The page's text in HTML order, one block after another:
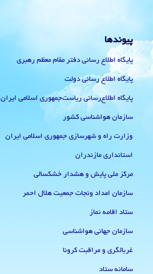
پیوندها
پایگاه اطلاع رسانی دفتر مقام معظم رهبری
پایگاه اطلاع رسانی دولت
پایگاه اطلاع‌رسانی ریاست‌جمهوری اسلامی ایران
سازمان هواشناسی کشور
وزارت راه و شهرسازی جمهوری اسلامی ایران
استانداری مازندران
مرکز ملی پایش و هشدار خشکسالی
سازمان امداد ونجات جمعیت هلال احمر
ستاد اقامه نماز
سازمان جهانی هواشناسی
غربالگری و مراقبت کرونا
سامانه ستاد